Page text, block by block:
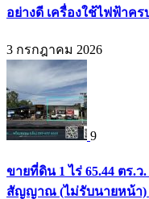
อย่างดี เครื่องใช้ไฟฟ้าคร
3 กรกฎาคม 2026
9
ขายที่ดิน 1 ไร่ 65.44 ตร.ว
สัญญาณ (ไม่รับนายหน้า)